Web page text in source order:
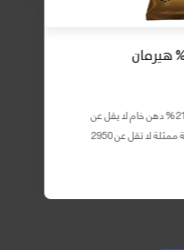
التحليل الكيميائي : بروتين خام لايقل عن 21% دهن خام لا يقل عن
4.52% الياف خام لا تزيد عن 3.58% طاقة ممثلة لا تقل عن 2950